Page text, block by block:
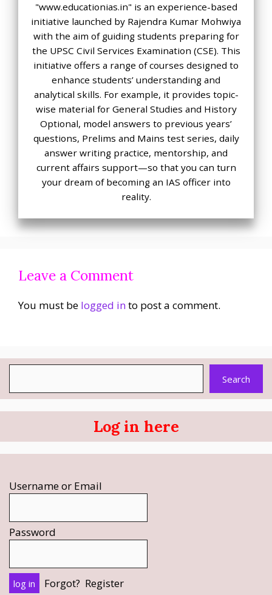
"www.educationias.in" is an experience-based
initiative launched by Rajendra Kumar Mohwiya
with the aim of guiding students preparing for
the UPSC Civil Services Examination (CSE). This
initiative offers a range of courses designed to
enhance students’ understanding and
analytical skills. For example, it provides topic-
wise material for General Studies and History
Optional, model answers to previous years’
questions, Prelims and Mains test series, daily
answer writing practice, mentorship, and
current affairs support—so that you can turn
your dream of becoming an IAS officer into
reality.
Leave a Comment
You must be logged into post a comment.
Search
Log in here
Username or Email
Password
Forgot? Register